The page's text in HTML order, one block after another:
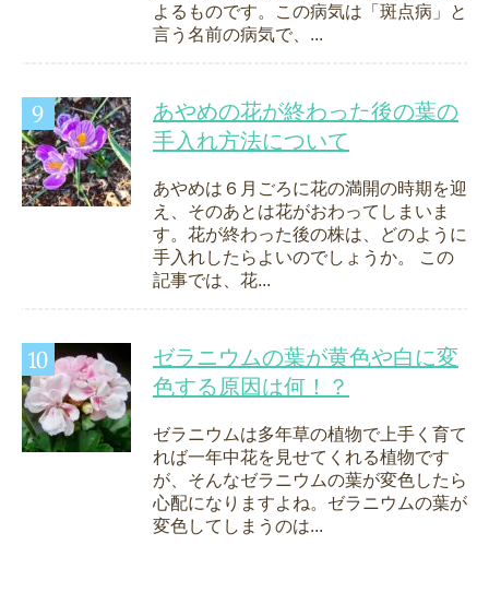
よるものです。この病気は「斑点病」と
言う名前の病気で、...
あやめの花が終わった後の葉の
手入れ方法について
あやめは６月ごろに花の満開の時期を迎
え、そのあとは花がおわってしまいま
す。花が終わった後の株は、どのように
手入れしたらよいのでしょうか。 この
記事では、花...
ゼラニウムの葉が黄色や白に変
色する原因は何！？
ゼラニウムは多年草の植物で上手く育て
れば一年中花を見せてくれる植物です
が、そんなゼラニウムの葉が変色したら
心配になりますよね。ゼラニウムの葉が
変色してしまうのは...